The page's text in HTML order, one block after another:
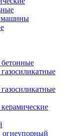
машины